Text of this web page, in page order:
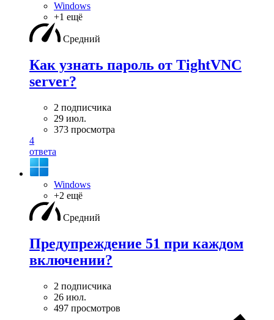
Windows
+1 ещё
Средний
Как узнать пароль от TightVNC
server?
2 подписчика
29 июл.
373 просмотра
4
ответа
Windows
+2 ещё
Средний
Предупреждение 51 при каждом
включении?
2 подписчика
26 июл.
497 просмотров